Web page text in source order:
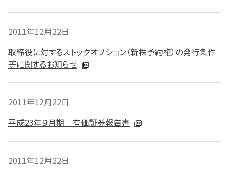
2011年12月22日
取締役に対するストックオプション（新株予約権）の発行条件
等に関するお知らせ
2011年12月22日
平成23年９月期 有価証券報告書
2011年12月22日